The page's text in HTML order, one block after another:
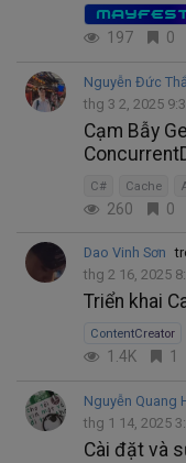
197 0
Nguyễn Đức
thg 3 2, 2025
Cạm Bẫy
C# Cache
260 0
Dao Vinh Sơn
thg 2 16, 2025
Triển khai
ContentCreator
1.4K 1
Nguyễn Quang
thg 1 14, 2025
Cài đặt và